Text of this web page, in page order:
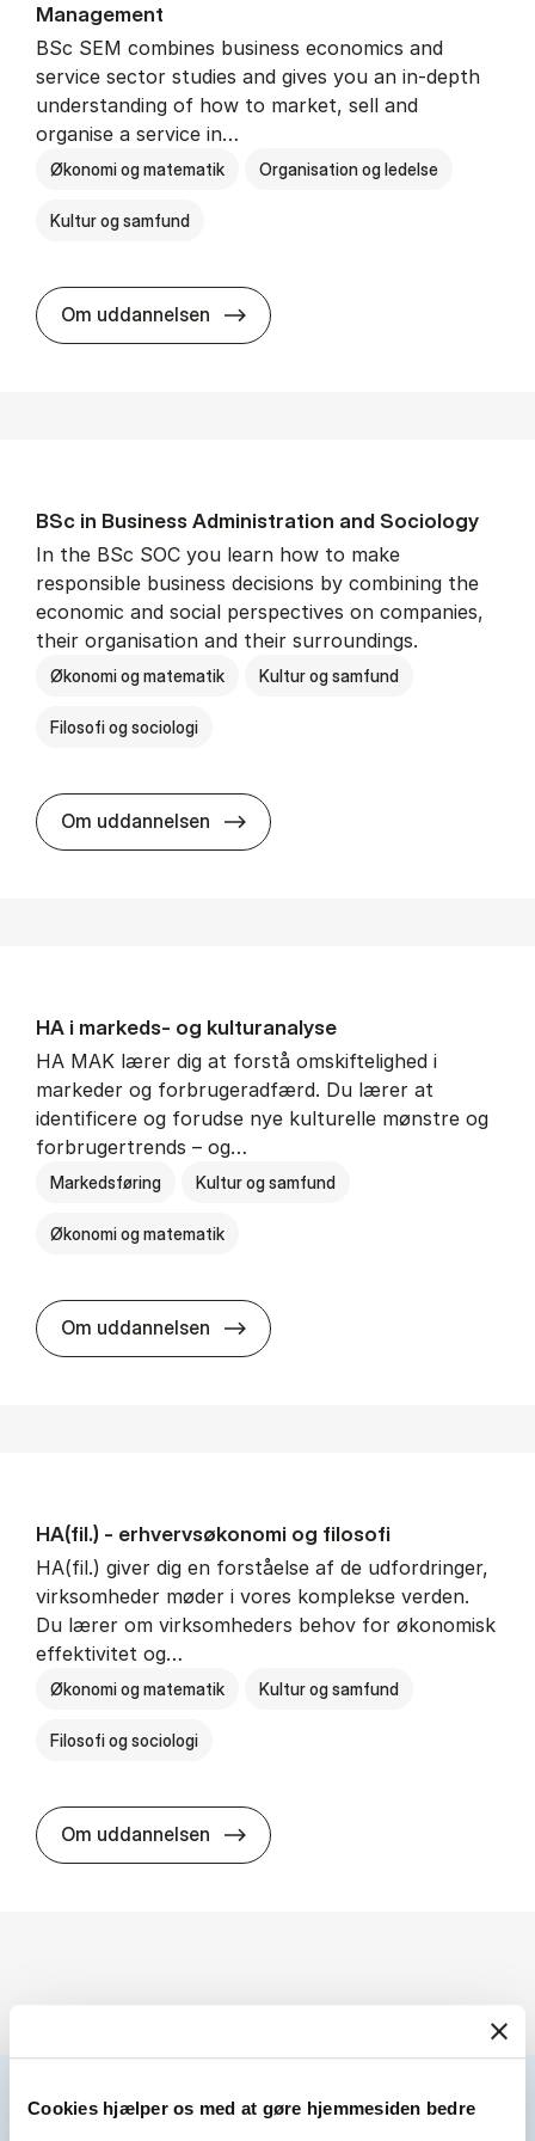
Cookies hjælper os med at gøre hjemmesiden bedre
Man­age­ment
BSc SEM combines business economics and
service sector studies and gives you an in-depth
understanding of how to market, sell and
organise a service in…
Økonomi og matematik Organisation og ledelse
Kultur og samfund
Om uddannelsen BSc in Busi­ness Ad­min­is­tra­tion
BSc in Busi­ness Ad­min­is­tra­tion and So­ci­ology
In the BSc SOC you learn how to make
responsible business decisions by combining the
economic and social perspectives on companies,
their organisation and their surroundings.
Økonomi og matematik Kultur og samfund
Filosofi og sociologi
Om uddannelsen BSc in Busi­ness Ad­min­is­tra­tion
HA i mar­keds- og kul­tu­r­a­na­ly­se
HA MAK lærer dig at forstå omskiftelighed i
markeder og forbrugeradfærd. Du lærer at
identificere og forudse nye kulturelle mønstre og
forbrugertrends – og…
Markedsføring Kultur og samfund
Økonomi og matematik
Om uddannelsen HA i mar­keds- og kul­tu­r­a­na­ly­se
HA(fil.) - erhvervs­økonomi og fi­lo­so­fi
HA(fil.) giver dig en forståelse af de udfordringer,
virksomheder møder i vores komplekse verden.
Du lærer om virksomheders behov for økonomisk
effektivitet og…
Økonomi og matematik Kultur og samfund
Filosofi og sociologi
Om uddannelsen HA(fil.) - erhvervs­økonomi og